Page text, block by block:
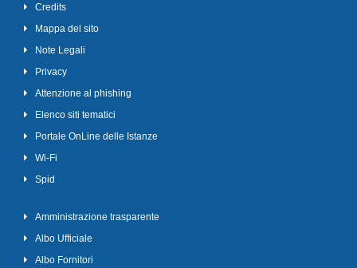
Credits
Mappa del sito
Note Legali
Privacy
Attenzione al phishing
Elenco siti tematici
Portale OnLine delle Istanze
Wi-Fi
Spid
Amministrazione trasparente
Albo Ufficiale
Albo Fornitori